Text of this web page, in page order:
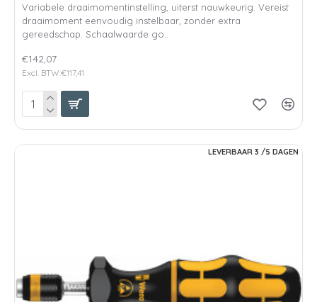
Variabele draaimomentinstelling, uiterst nauwkeurig. Vereist
draaimoment eenvoudig instelbaar, zonder extra
gereedschap. Schaalwaarde go..
€142,07
Excl. BTW:€117,41
LEVERBAAR 3 /5 DAGEN